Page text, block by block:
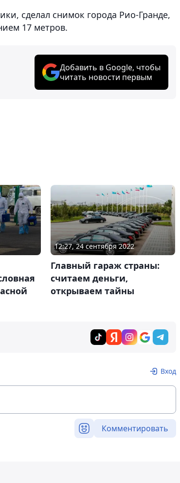
сделал снимок города Рио-Гранде,
17 метров.
Добавить в Google, чтобы
читать новости первым
12:27, 24 сентября 2022
Главный гараж страны:
считаем деньги,
открываем тайны
Вход
Комментировать